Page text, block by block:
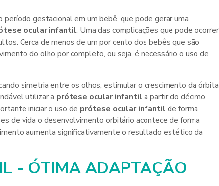
gestacional em um bebê, que pode gerar uma
ocular infantil. Uma das complicações que pode ocorrer
Cerca de menos de um por cento dos bebês que são
do olho por completo, ou seja, é necessário o uso de
simetria entre os olhos, estimular o crescimento da órbita
utilizar a prótese ocular infantil a partir do décimo
iniciar o uso de prótese ocular infantil de forma
de vida o desenvolvimento orbitário acontece de forma
aumenta significativamente o resultado estético da
- ÓTIMA ADAPTAÇÃO